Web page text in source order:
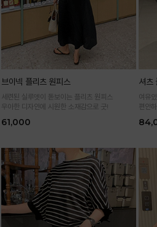
브이넥 플리츠 원피스
세련된 실루엣이 돋보이는 플리츠 원피스
우아한 디자인에 시원한 소재감으로 굿!
61,000
셔츠
여유
편안